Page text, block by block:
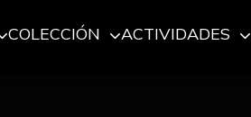
COLECCIÓN ACTIVIDADES